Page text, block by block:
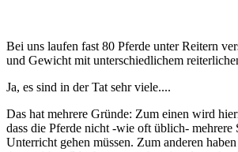
Bei uns laufen fast 80 Pferde unter Reitern
und Gewicht mit unterschiedlichem
Ja, es sind in der Tat sehr viele....
Das hat mehrere Gründe: Zum einen wird
dass die Pferde nicht -wie oft üblich- mehrere
Unterricht gehen müssen. Zum anderen